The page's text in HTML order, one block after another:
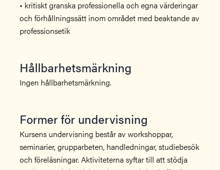
• kritiskt granska professionella och egna värderingar
och förhållningssätt inom området med beaktande av
professionsetik
Hållbarhetsmärkning
Ingen hållbarhetsmärkning.
Former för undervisning
Kursens undervisning består av workshoppar,
seminarier, grupparbeten, handledningar, studiebesök
och föreläsningar. Aktiviteterna syftar till att stödja